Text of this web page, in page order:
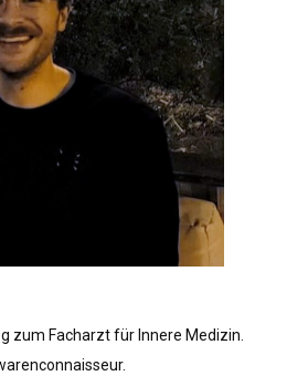
zum Facharzt für Innere Medizin.